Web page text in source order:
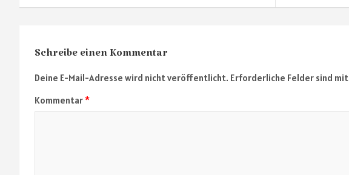
Schreibe einen Kommentar
Deine E-Mail-Adresse wird nicht veröffentlicht. Erforderliche Felder sind mit
Kommentar*